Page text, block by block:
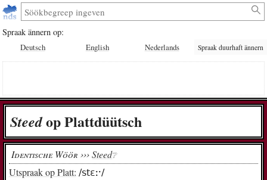
Spraak ännern op:
Deutsch English Nederlands Spraak duurhaft ännern
Steedop Plattdüütsch
Utspraak op Platt: /stɛːˑ/
Identische Wöör ››› Steed❔︎